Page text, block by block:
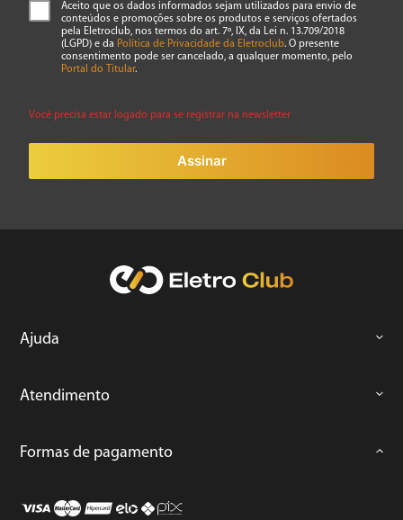
Aceito que os dados informados sejam utilizados para envio de
conteúdos e promoções sobre os produtos e serviços ofertados
pela Eletroclub, nos termos do art. 7º, IX, da Lei n. 13.709/2018
(LGPD) e da Política de Privacidade da Eletroclub. O presente
consentimento pode ser cancelado, a qualquer momento, pelo
Portal do Titular.
Você precisa estar logado para se registrar na newsletter
Assinar
Ajuda
Atendimento
Formas de pagamento